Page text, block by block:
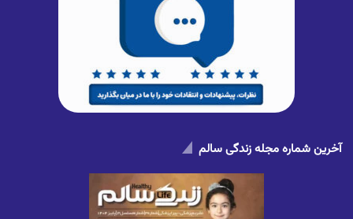
آخرین شماره مجله زندگی سالم